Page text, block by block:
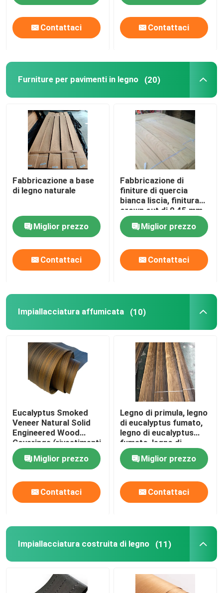
Contattaci Contattaci
Furniture per pavimenti in legno (20)
Fabbricazione a base
di legno naturale
Miglior prezzo
Contattaci
Fabbricazione di
finiture di quercia
bianca liscia, finitura
crown cut di 0,45 mm
naturale per la
decorazione.
Miglior prezzo
Contattaci
Impiallacciatura affumicata (10)
Eucalyptus Smoked
Veneer Natural Solid
Engineered Wood
Coverings (rivestimenti
in legno massello
artificiale)Miglior prezzo
Contattaci
Legno di primula, legno
di eucalyptus fumato,
legno di eucalyptus
fumato, legno di
eucalyptus fumato,
legno di eucalyptus
fumato, legno di
eucalyptus fumato,
legno di eucalyptus
fumato, legno di
eucalyptus fumato,
legno di eucalyptus
fumato, legno di
eucalyptus fumato,
legno di eucalyptus
Miglior prezzo
Contattaci
Impiallacciatura costruita di legno (11)